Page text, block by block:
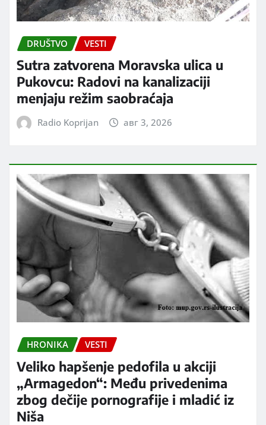
DRUŠTVO VESTI
Sutra zatvorena Moravska ulica u
Pukovcu: Radovi na kanalizaciji
menjaju režim saobraćaja
Radio Koprijan авг 3, 2026
HRONIKA VESTI
Veliko hapšenje pedofila u akciji
„Armagedon“: Među privedenima
zbog dečije pornografije i mladić iz
Niša